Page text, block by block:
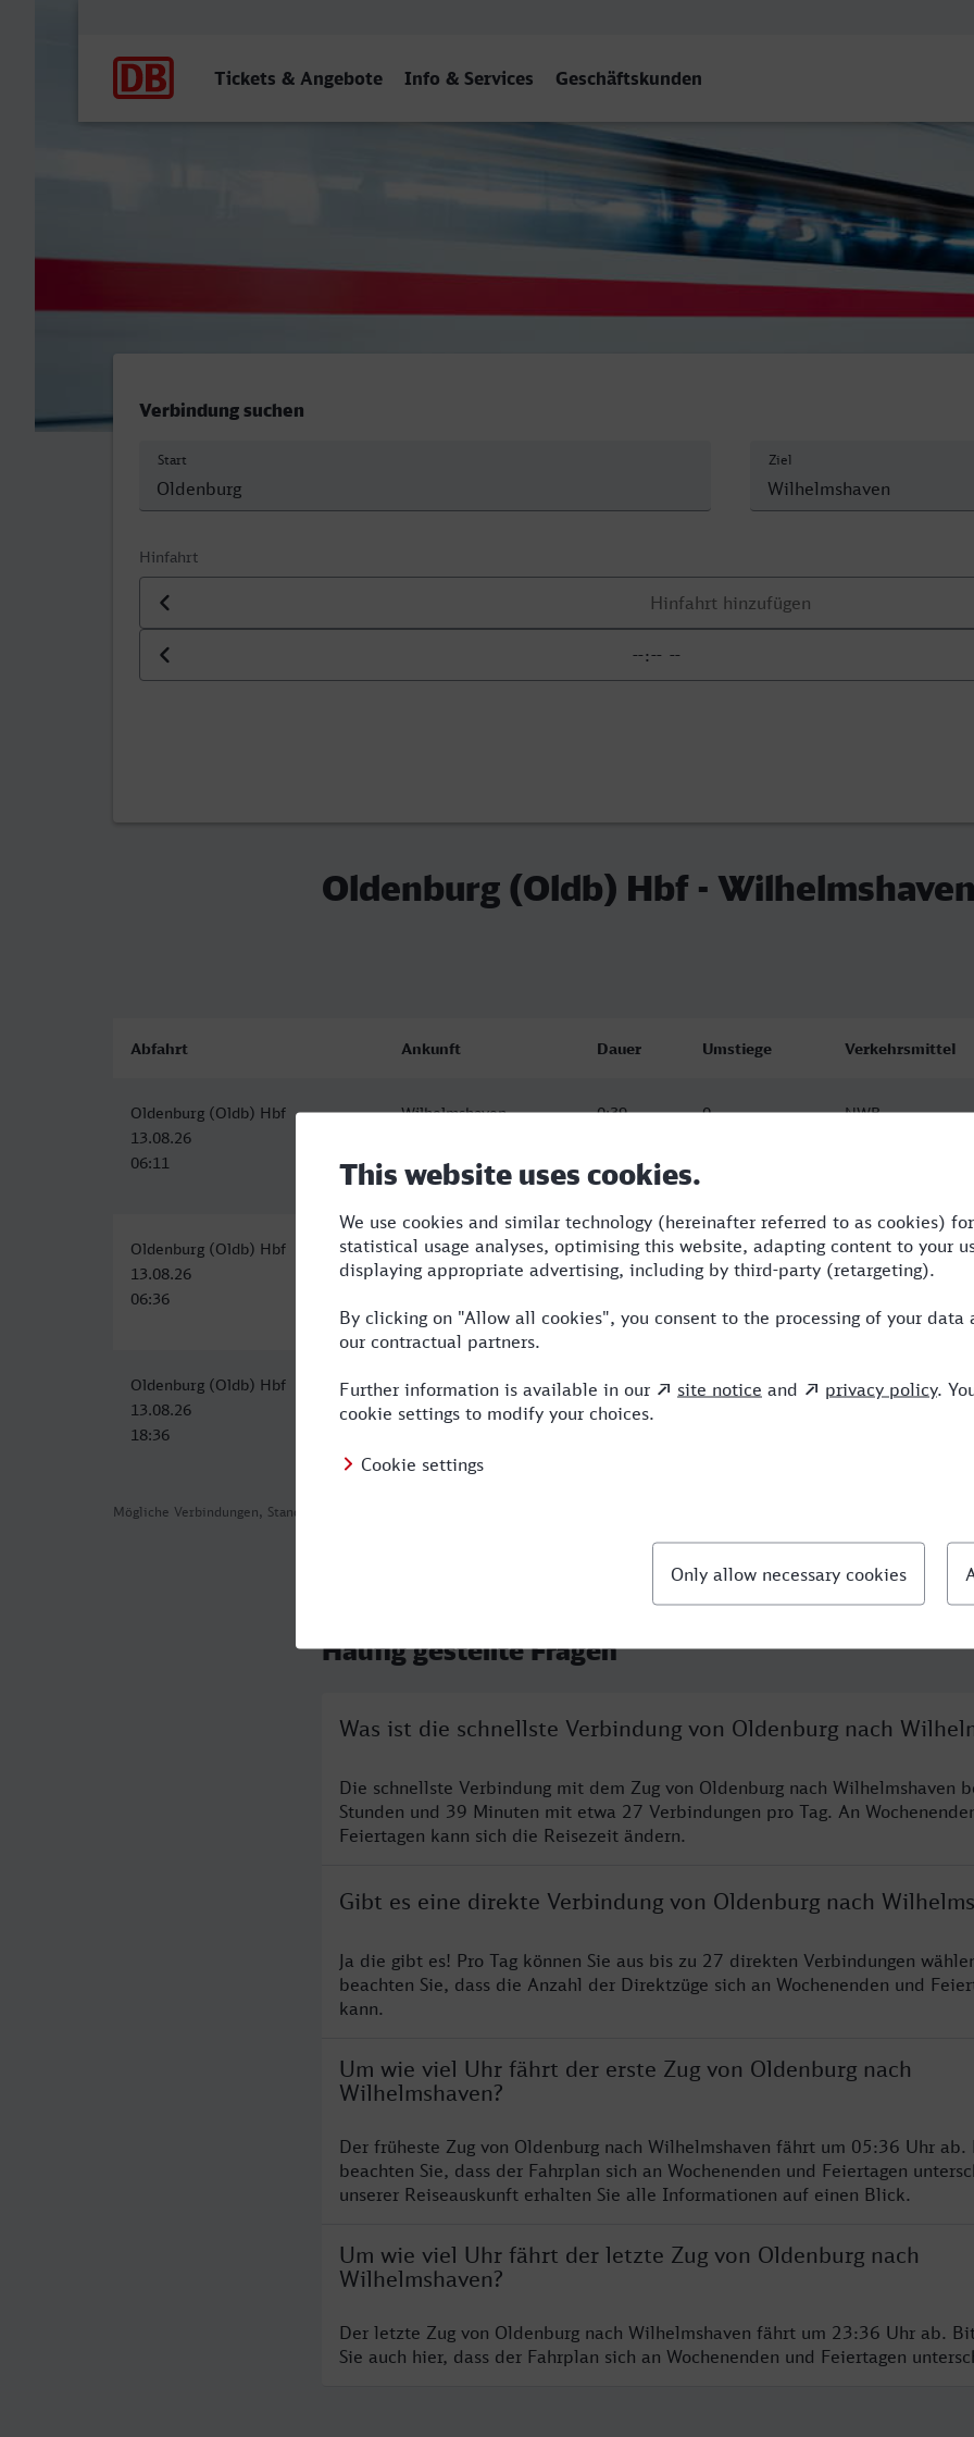
Tickets & Angebote Info & Services Geschäftskunden
Oldenburg (Oldb) Hbf - Wilhelmshaven
Verbindung suchen
Start Ziel
Hinfahrt
Datum der Hinfahrt
Uhrzeit der Hinfahrt
Oldenburg (Oldb) Hbf - Wilhelmshaven
Mögliche Verbindungen, Stand: 2026-07-30 05:04
Abfahrt Ankunft Dauer Umstiege Verkehrsmittel
Oldenburg (Oldb) Hbf
13.08.26
06:11
Wilhelmshaven
0:39 0 NWB
Oldenburg (Oldb) Hbf
13.08.26
06:36
Wilhelmshaven
13.08.26
0:45 0 NWB
Oldenburg (Oldb) Hbf
13.08.26
18:36
Wilhelmshaven
13.08.26
0:45 0 NWB
Häufig gestellte Fragen
Was ist die schnellste Verbindung von Oldenburg nach
Die schnellste Verbindung mit dem Zug von Oldenburg nach Wilhelmshaven
Stunden und 39 Minuten mit etwa 27 Verbindungen pro Tag. An
Feiertagen kann sich die Reisezeit ändern.
Gibt es eine direkte Verbindung von Oldenburg nach
Ja die gibt es! Pro Tag können Sie aus bis zu 27 direkten Verbindungen
beachten Sie, dass die Anzahl der Direktzüge sich an Wochenenden und
kann.
Um wie viel Uhr fährt der erste Zug von Oldenburg nach
Wilhelmshaven?
Der früheste Zug von Oldenburg nach Wilhelmshaven fährt um 05:36 Uhr ab.
beachten Sie, dass der Fahrplan sich an Wochenenden und Feiertagen
unserer Reiseauskunft erhalten Sie alle Informationen auf einen Blick.
Um wie viel Uhr fährt der letzte Zug von Oldenburg nach
Wilhelmshaven?
Der letzte Zug von Oldenburg nach Wilhelmshaven fährt um 23:36 Uhr ab.
Sie auch hier, dass der Fahrplan sich an Wochenenden und Feiertagen